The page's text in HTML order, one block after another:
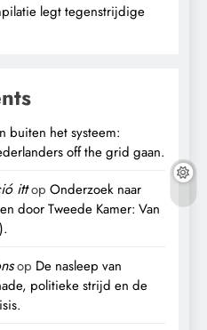
legt tegenstrijdige
buiten het systeem:
off the grid gaan.
ittop Onderzoek naar
door Tweede Kamer: Van
op De nasleep van
politieke strijd en de